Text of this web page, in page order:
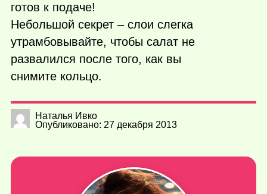
готов к подаче!
Небольшой секрет – слои слегка
утрамбовывайте, чтобы салат не
развалился после того, как вы
снимите кольцо.
Наталья Ивко
Опубликовано: 27 декабря 2013